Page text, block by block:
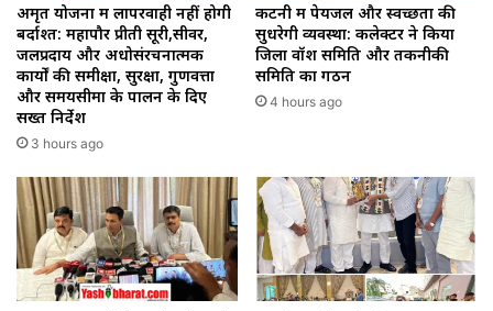
अमृत योजना में लापरवाही नहीं होगी
बर्दाश्त: महापौर प्रीती सूरी,सीवर,
जलप्रदाय और अधोसंरचनात्मक
कार्यों की समीक्षा, सुरक्षा, गुणवत्ता
और समयसीमा के पालन के दिए
सख्त निर्देश
3 hours ago
कटनी में पेयजल और स्वच्छता की
सुधरेगी व्यवस्था: कलेक्टर ने किया
जिला वॉश समिति और तकनीकी
समिति का गठन
4 hours ago